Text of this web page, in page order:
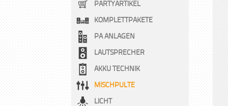
PARTYARTIKEL
KOMPLETTPAKETE
PA ANLAGEN
LAUTSPRECHER
AKKU TECHNIK
MISCHPULTE
LICHT